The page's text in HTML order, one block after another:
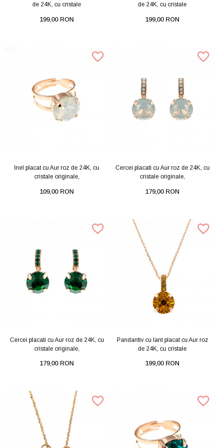
de 24K, cu cristale
199,00 RON
de 24K, cu cristale
199,00 RON
Inel placat cu Aur roz de 24K, cu
cristale originale,
109,00 RON
Cercei placati cu Aur roz de 24K, cu
cristale originale,
179,00 RON
Cercei placati cu Aur roz de 24K, cu
cristale originale,
179,00 RON
Pandantiv cu lant placat cu Aur roz
de 24K, cu cristale
199,00 RON